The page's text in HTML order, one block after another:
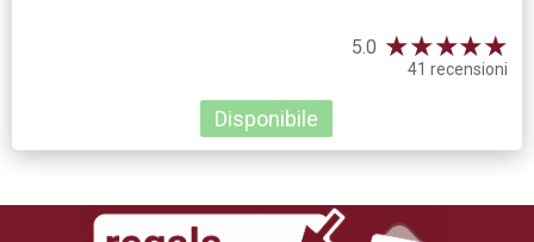
5.0 ★★★★★
41 recensioni
Disponibile